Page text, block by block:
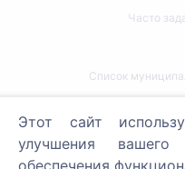
Часто
Список
Этот сайт
улучшения
обеспечения